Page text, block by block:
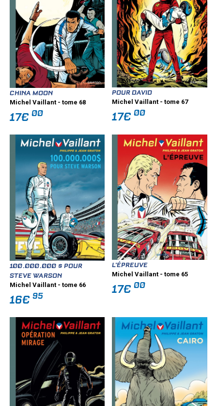
CHINA MOON
Michel Vaillant - tome 68
17€00
POUR DAVID
Michel Vaillant - tome 67
17€00
100.000.000 $ POUR
STEVE WARSON
Michel Vaillant - tome 66
16€95
L'ÉPREUVE
Michel Vaillant - tome 65
17€00